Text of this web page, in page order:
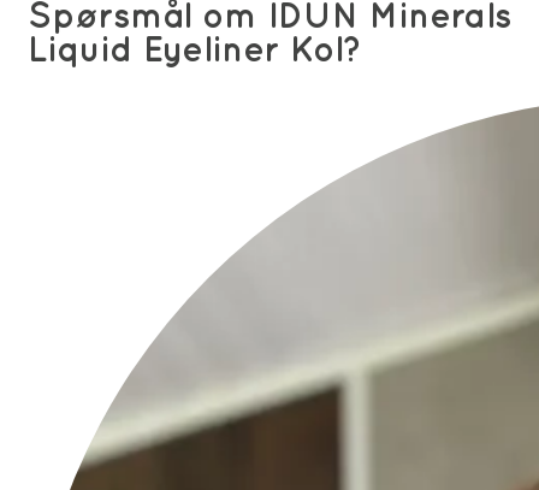
Spørsmål om IDUN Minerals
Liquid Eyeliner Kol?